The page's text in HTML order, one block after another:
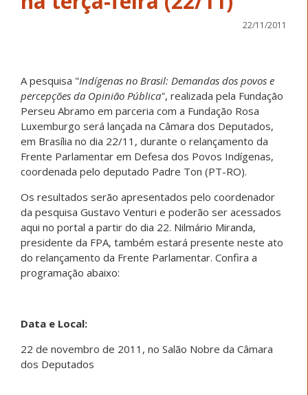
22/11/2011
A pesquisa "Indígenas no Brasil: Demandas dos povos e
percepções da Opinião Pública", realizada pela Fundação
Perseu Abramo em parceria com a Fundação Rosa
Luxemburgo será lançada na Câmara dos Deputados,
em Brasília no dia 22/11, durante o relançamento da
Frente Parlamentar em Defesa dos Povos Indígenas,
coordenada pelo deputado Padre Ton (PT-RO).
Os resultados serão apresentados pelo coordenador
da pesquisa Gustavo Venturi e poderão ser acessados
aqui no portal a partir do dia 22. Nilmário Miranda,
presidente da FPA, também estará presente neste ato
do relançamento da Frente Parlamentar. Confira a
programação abaixo:
Data e Local:
22 de novembro de 2011, no Salão Nobre da Câmara
dos Deputados